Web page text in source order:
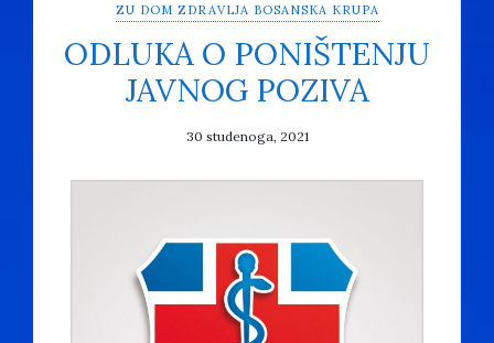
ZU DOM ZDRAVLJA BOSANSKA KRUPA
ODLUKA O PONIŠTENJU
JAVNOG POZIVA
30 studenoga, 2021